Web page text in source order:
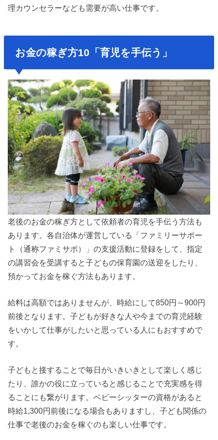
理カウンセラーなども需要が高い仕事です。
お金の稼ぎ方10「育児を手伝う」
老後のお金の稼ぎ方として依頼者の育児を手伝う方法も
あります。各自治体が運営している「ファミリーサポー
ト（通称ファミサポ）」の支援活動に登録をして、指定
の講習会を受講すると子どもの保育園の送迎をしたり、
預かってお金を稼ぐ方法もあります。
給料は高額ではありませんが、時給にして850円～900円
前後となります。子どもが好きな人や今までの育児経験
をいかして仕事がしたいと思っている人にもおすすめで
す。
子どもと接することで毎日がいきいきとして楽しく感じ
たり、誰かの役に立っていると感じることで充実感を得
ることにも繋がります。ベビーシッターの資格があると
時給1,300円前後になる場合もありますし、子ども関係の
仕事で老後のお金を稼ぐのも楽しい仕事です。